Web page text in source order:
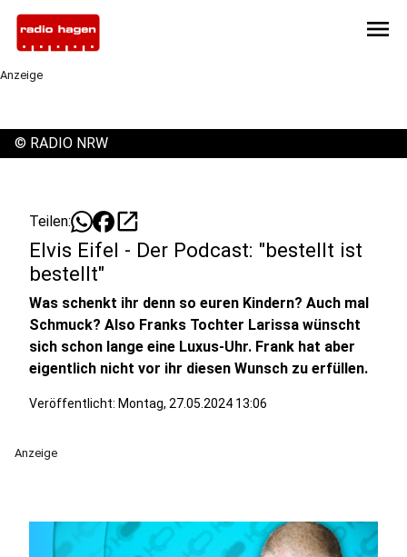
menu
Anzeige
© RADIO NRW
Teilen: open_in_new
Elvis Eifel - Der Podcast: "bestellt ist
bestellt"
Was schenkt ihr denn so euren Kindern? Auch mal
Schmuck? Also Franks Tochter Larissa wünscht
sich schon lange eine Luxus-Uhr. Frank hat aber
eigentlich nicht vor ihr diesen Wunsch zu erfüllen.
Veröffentlicht: Montag, 27.05.2024 13:06
Anzeige